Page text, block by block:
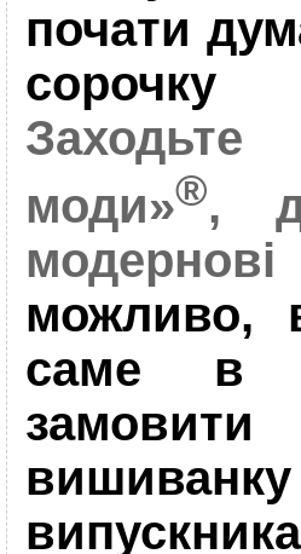
почати
моди»®,
можливо,
саме в
замовити